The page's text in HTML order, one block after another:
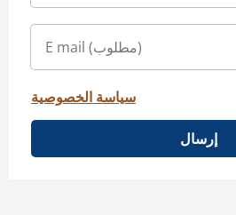
سياسة الخصوصية
إرسال